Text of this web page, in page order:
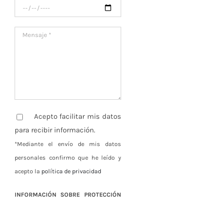
Acepto facilitar mis datos
para recibir información.
*Mediante el envío de mis datos
personales confirmo que he leído y
acepto la política de privacidad
INFORMACIÓN SOBRE PROTECCIÓN